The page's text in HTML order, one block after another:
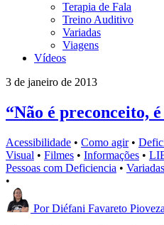
Terapia de Fala
Treino Auditivo
Variadas
Viagens
Vídeos
3 de janeiro de 2013
“Não é preconceito,
Acessibilidade • Como agir •
Visual • Filmes • Informações •
Pessoas com Deficiencia • Variadas
•
Por Diéfani Favareto